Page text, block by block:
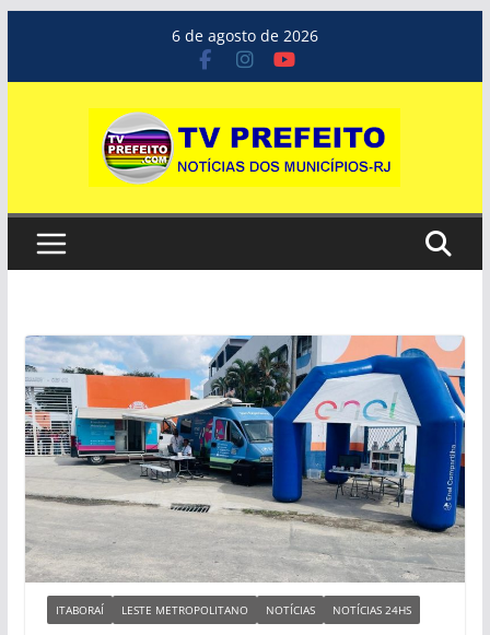
o
6 de agosto de 2026
ITABORAÍ LESTE METROPOLITANO NOTÍCIAS NOTÍCIAS 24HS